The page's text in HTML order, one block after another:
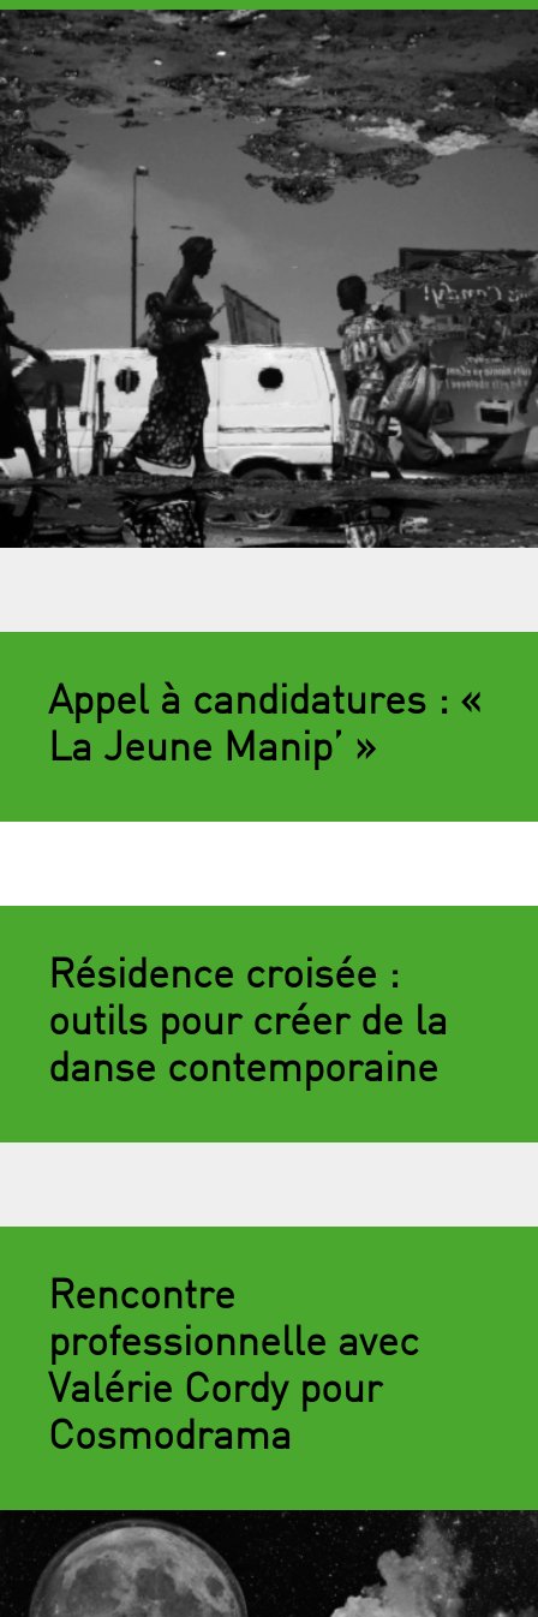
Appel à candidatures : «
La Jeune Manip’ »
Résidence croisée :
outils pour créer de la
danse contemporaine
Rencontre
professionnelle avec
Valérie Cordy pour
Cosmodrama